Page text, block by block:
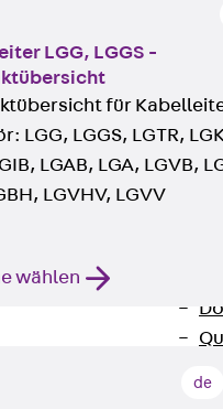
LGG, LGGS -
für
LGG, LGGS, LGTR,
LGAB, LGA, LGVB,
LGVHV, LGVV
wählen
de